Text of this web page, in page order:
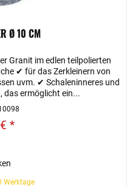
Ø 10 CM
Granit im edlen teilpolierten
✔ für das Zerkleinern von
uvm. ✔ Schaleninneres und
das ermöglicht ein...
*
Werktage